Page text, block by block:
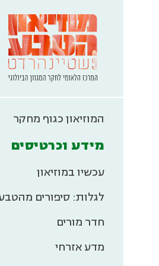
המוזיאון כגוף מחקר
מידע וכרטיסים
עכשיו במוזיאון
לגלות: סיפורים
חדר מורים
מדע אזרחי